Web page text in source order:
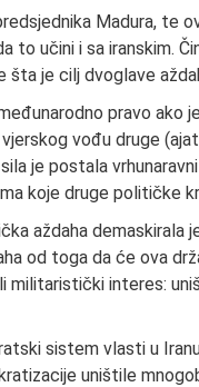
Madura, te
to učini i sa iranskim.
je cilj dvoglave
pravo ako
vođu druge
je postala
koje druge političke
aždaha demaskirala
od toga da će ova
militaristički interes:
sistem vlasti u
uništile